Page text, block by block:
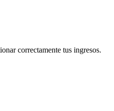
correctamente tus ingresos.